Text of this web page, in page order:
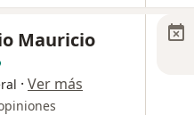
Mauricio
· Ver más